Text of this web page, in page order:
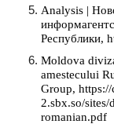
Analysis |
Республики,
Moldova
amestecului
Group,
2.sbx.so/
romanian.pdf